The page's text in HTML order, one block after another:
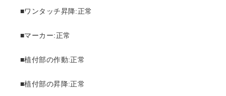
■ワンタッチ昇降:正常
■マーカー:正常
■植付部の作動:正常
■植付部の昇降:正常